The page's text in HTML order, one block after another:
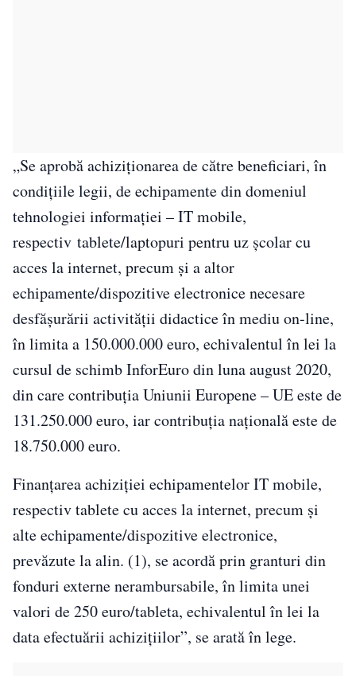
„Se aprobă achiziţionarea de către beneficiari, în
condiţiile legii, de echipamente din domeniul
tehnologiei informaţiei – IT mobile,
respectiv tablete/laptopuri pentru uz şcolar cu
acces la internet, precum şi a altor
echipamente/dispozitive electronice necesare
desfăşurării activităţii didactice în mediu on-line,
în limita a 150.000.000 euro, echivalentul în lei la
cursul de schimb InforEuro din luna august 2020,
din care contribuţia Uniunii Europene – UE este de
131.250.000 euro, iar contribuţia naţională este de
18.750.000 euro.
Finanţarea achiziţiei echipamentelor IT mobile,
respectiv tablete cu acces la internet, precum şi
alte echipamente/dispozitive electronice,
prevăzute la alin. (1), se acordă prin granturi din
fonduri externe nerambursabile, în limita unei
valori de 250 euro/tableta, echivalentul în lei la
data efectuării achiziţiilor”, se arată în lege.